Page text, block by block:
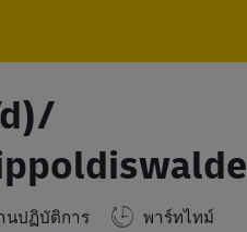
นปฏิบัติการ
พาร์ทไทม์